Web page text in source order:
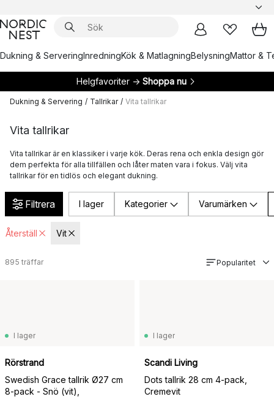
Dukning & ServeringInredningKök & MatlagningBelysningMattor &
Helgfavoriter → Shoppa nu
Dukning & Servering / Tallrikar / Vita tallrikar
Vita tallrikar
Vita tallrikar är en klassiker i varje kök. Deras rena och enkla design gör
dem perfekta för alla tillfällen och låter maten vara i fokus. Välj vita
tallrikar för en tidlös och elegant dukning.
Filtrera I lager Kategorier Varumärken
Återställ Vit
895 träffar Popularitet
I lager
Rörstrand
Swedish Grace tallrik Ø27 cm
8-pack - Snö (vit),
I lager
Scandi Living
Dots tallrik 28 cm 4-pack,
Cremevit